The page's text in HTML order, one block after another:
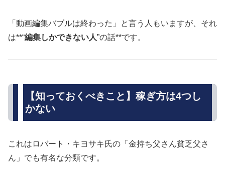
「動画編集バブルは終わった」と言う人もいますが、それ
は**“編集しかできない人”の話**です。
【知っておくべきこと】稼ぎ方は4つし
かない
これはロバート・キヨサキ氏の「金持ち父さん貧乏父さ
ん」でも有名な分類です。